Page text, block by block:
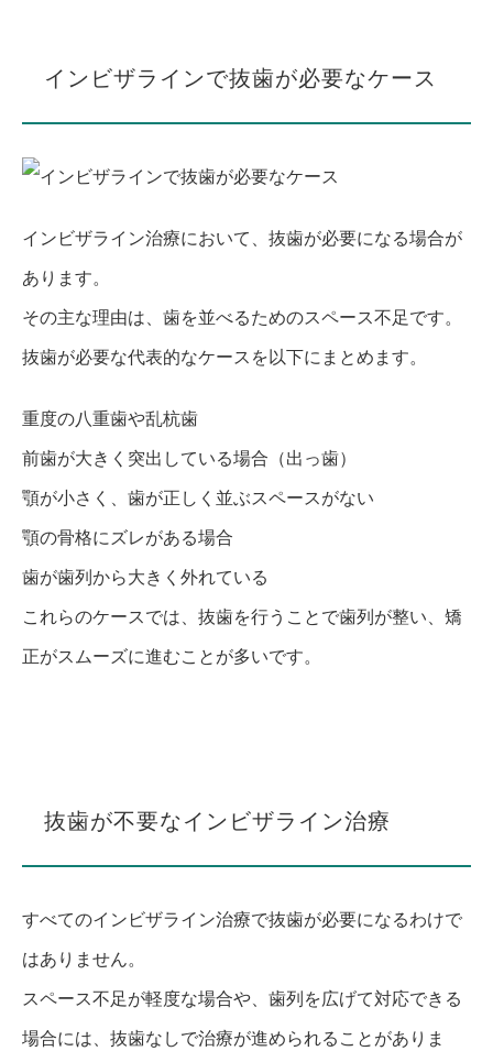
インビザラインで抜歯が必要なケース
インビザライン治療において、抜歯が必要になる場合が
あります。
その主な理由は、歯を並べるためのスペース不足です。
抜歯が必要な代表的なケースを以下にまとめます。
重度の八重歯や乱杭歯
前歯が大きく突出している場合（出っ歯）
顎が小さく、歯が正しく並ぶスペースがない
顎の骨格にズレがある場合
歯が歯列から大きく外れている
これらのケースでは、抜歯を行うことで歯列が整い、矯
正がスムーズに進むことが多いです。
抜歯が不要なインビザライン治療
すべてのインビザライン治療で抜歯が必要になるわけで
はありません。
スペース不足が軽度な場合や、歯列を広げて対応できる
場合には、抜歯なしで治療が進められることがありま